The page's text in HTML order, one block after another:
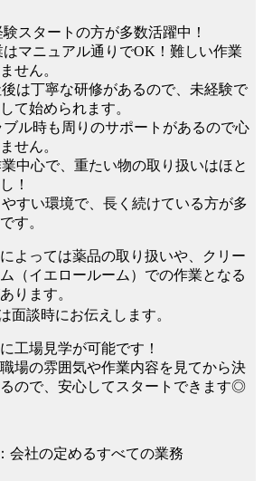
スタートの方が多数活躍中！
マニュアル通りでOK！難しい作業
せん。
は丁寧な研修があるので、未経験で
て始められます。
ル時も周りのサポートがあるので心
せん。
中心で、重たい物の取り扱いはほと
！
すい環境で、長く続けている方が多
す。
よっては薬品の取り扱いや、クリー
（イエロールーム）での作業となる
ります。
面談時にお伝えします。
工場見学が可能です！
場の雰囲気や作業内容を見てから決
ので、安心してスタートできます◎
会社の定めるすべての業務